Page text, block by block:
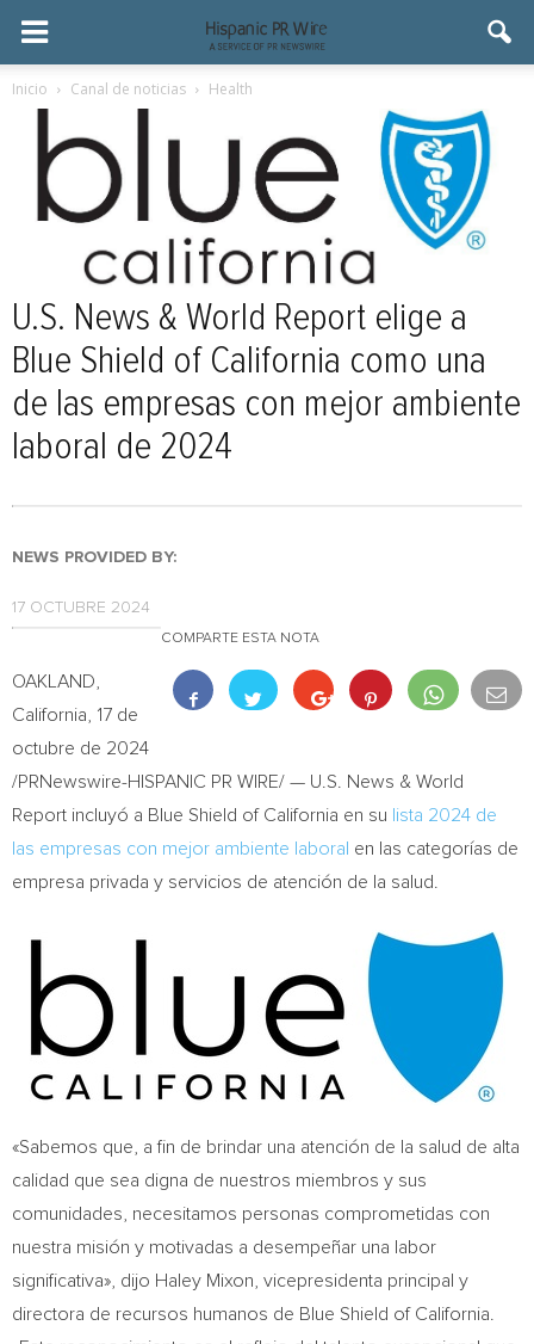
Inicio Canal de noticias Health
U.S. News & World Report elige a
Blue Shield of California como una
de las empresas con mejor ambiente
laboral de 2024
NEWS PROVIDED BY:
17 OCTUBRE 2024
COMPARTE ESTA NOTA
OAKLAND,
California
17 de
octubre de 2024
/PRNewswire-HISPANIC PR WIRE/ — U.S. News & World
Report incluyó a Blue Shield of California en su lista 2024 de
las empresas con mejor ambiente laboral en las categorías de
empresa privada y servicios de atención de la salud.
«Sabemos que, a fin de brindar una atención de la salud de alta
calidad que sea digna de nuestros miembros y sus
comunidades, necesitamos personas comprometidas con
nuestra misión y motivadas a desempeñar una labor
significativa», dijo Haley Mixon , vicepresidenta principal y
directora de recursos humanos de Blue Shield of California